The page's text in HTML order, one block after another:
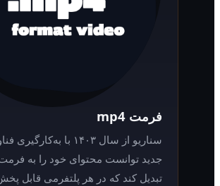
سناریو از سال ۱۴۰۳ با به‌کارگیری فناوری
جدید توانست محتوای خود را به فرمت mp4
تبدیل کند که در هر پلتفرمی قابل پخش است.